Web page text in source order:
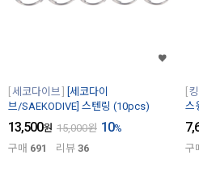
세코다이브
[세코다이
브/SAEKODIVE] 스텐링 (10pcs)
13,500원 15,000원 10%
구매 691 리뷰 36
스
구